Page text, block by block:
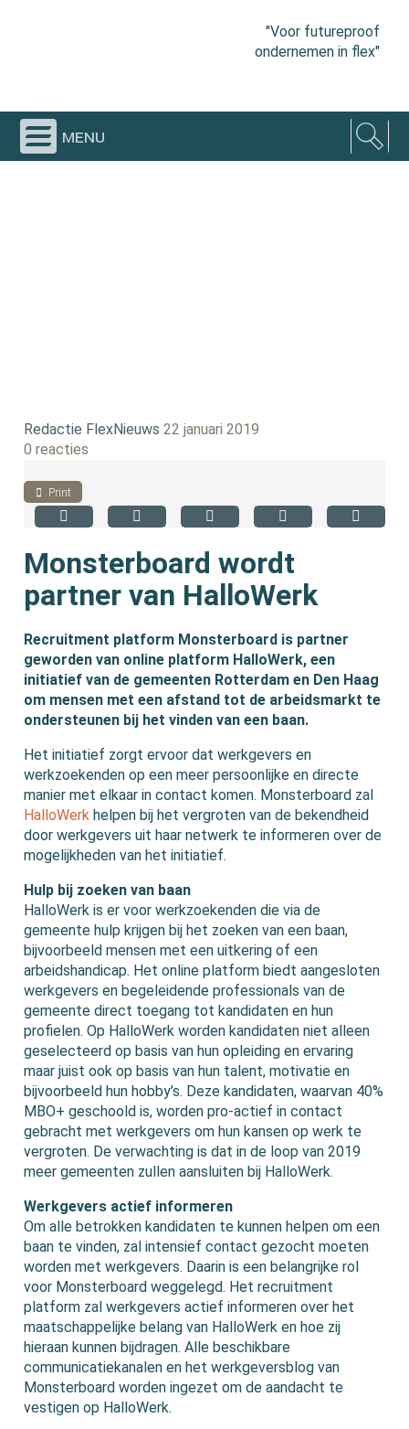
"Voor futureproof
ondernemen in flex"
menu
Redactie FlexNieuws 22 januari 2019
0 reacties
Print
Monsterboard wordt
partner van HalloWerk
Recruitment platform Monsterboard is partner
geworden van online platform HalloWerk, een
initiatief van de gemeenten Rotterdam en Den Haag
om mensen met een afstand tot de arbeidsmarkt te
ondersteunen bij het vinden van een baan.
Het initiatief zorgt ervoor dat werkgevers en
werkzoekenden op een meer persoonlijke en directe
manier met elkaar in contact komen. Monsterboard zal
HalloWerk helpen bij het vergroten van de bekendheid
door werkgevers uit haar netwerk te informeren over de
mogelijkheden van het initiatief.
Hulp bij zoeken van baan
HalloWerk is er voor werkzoekenden die via de
gemeente hulp krijgen bij het zoeken van een baan,
bijvoorbeeld mensen met een uitkering of een
arbeidshandicap. Het online platform biedt aangesloten
werkgevers en begeleidende professionals van de
gemeente direct toegang tot kandidaten en hun
profielen. Op HalloWerk worden kandidaten niet alleen
geselecteerd op basis van hun opleiding en ervaring
maar juist ook op basis van hun talent, motivatie en
bijvoorbeeld hun hobby’s. Deze kandidaten, waarvan 40%
MBO+ geschoold is, worden pro-actief in contact
gebracht met werkgevers om hun kansen op werk te
vergroten. De verwachting is dat in de loop van 2019
meer gemeenten zullen aansluiten bij HalloWerk.
Werkgevers actief informeren
Om alle betrokken kandidaten te kunnen helpen om een
baan te vinden, zal intensief contact gezocht moeten
worden met werkgevers. Daarin is een belangrijke rol
voor Monsterboard weggelegd. Het recruitment
platform zal werkgevers actief informeren over het
maatschappelijke belang van HalloWerk en hoe zij
hieraan kunnen bijdragen. Alle beschikbare
communicatiekanalen en het werkgeversblog van
Monsterboard worden ingezet om de aandacht te
vestigen op HalloWerk.